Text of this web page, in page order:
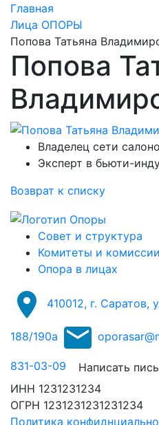
Главная
Лица ОПОРЫ
Попова Татьяна
Попова
Владелец сети
Эксперт в бьюти-
Возврат к списку
Совет и структура
Комитеты и комиссии
Опора в лицах
410012, г. Саратов,
188/190а
831-03-09
Написать
ИНН 1231231234
ОГРН 1231231231231234
Политика